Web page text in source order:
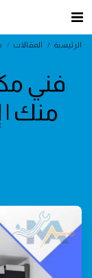
الرئيسية المقالات
فني
منك |